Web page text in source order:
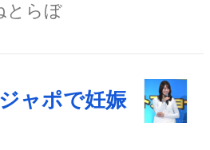
とらぼ
ャポで妊娠